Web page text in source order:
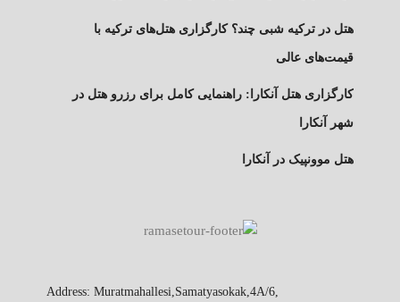
هتل در ترکیه شبی چند؟ کارگزاری هتل‌های ترکیه با
قیمت‌های عالی
کارگزاری هتل آنکارا: راهنمایی کامل برای رزرو هتل در
شهر آنکارا
هتل موونپیک در آنکارا
Address: Muratmahallesi,Samatyasokak,4A/6,